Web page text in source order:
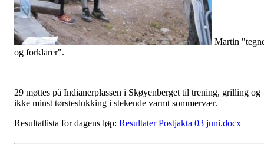
Martin
og forklarer".
29 møttes på Indianerplassen i Skøyenberget til trening, grilling og
ikke minst tørsteslukking i stekende varmt sommervær.
Resultatlista for dagens løp: Resultater Postjakta 03 juni.docx